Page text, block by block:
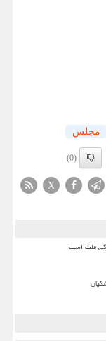
مجلس
(0)
X
ملت است